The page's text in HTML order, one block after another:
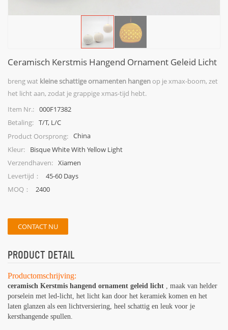
Ceramisch Kerstmis Hangend Ornament Geleid Licht
breng wat kleine schattige ornamenten hangen op je xmax-boom, zet
het licht aan, zodat je grappige xmas-tijd hebt.
Item Nr.: 000F17382
Betaling: T/T, L/C
Product Oorsprong: China
Kleur:
Bisque White With Yellow Light
Verzendhaven: Xiamen
Levertijd：
45-60 Days
MOQ：
2400
CONTACT NU
PRODUCT DETAIL
Productomschrijving:
ceramisch Kerstmis hangend ornament geleid licht , maak van helder
porselein met led-licht, het licht kan door het keramiek komen en het
laten glanzen als een lichtversiering, heel schattig en leuk voor je
kersthangende spullen.